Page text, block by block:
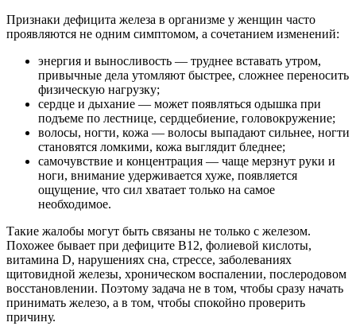
Признаки дефицита железа в организме у женщин часто
проявляются не одним симптомом, а сочетанием изменений:
энергия и выносливость — труднее вставать утром,
привычные дела утомляют быстрее, сложнее переносить
физическую нагрузку;
сердце и дыхание — может появляться одышка при
подъеме по лестнице, сердцебиение, головокружение;
волосы, ногти, кожа — волосы выпадают сильнее, ногти
становятся ломкими, кожа выглядит бледнее;
самочувствие и концентрация — чаще мерзнут руки и
ноги, внимание удерживается хуже, появляется
ощущение, что сил хватает только на самое
необходимое.
Такие жалобы могут быть связаны не только с железом.
Похожее бывает при дефиците B12, фолиевой кислоты,
витамина D, нарушениях сна, стрессе, заболеваниях
щитовидной железы, хроническом воспалении, послеродовом
восстановлении. Поэтому задача не в том, чтобы сразу начать
принимать железо, а в том, чтобы спокойно проверить
причину.